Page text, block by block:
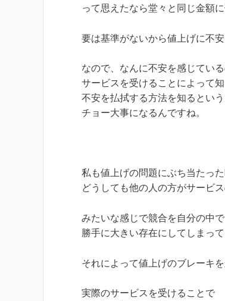
って思えたなら堂々と同じ金額
要は基準がないから値上げに不安
なので、なんに不安を感じてい
サービスを受けることによって
不安を払拭する方法を知るとい
チョー大事になるんですね。
私も値上げの問題にぶち当たっ
どうしても他の人の方がサービ
みたいな感じで競合を自分の中で
勝手に大きい存在にしてしまって
それによって値上げのブレーキを
実際のサービスを受けることで